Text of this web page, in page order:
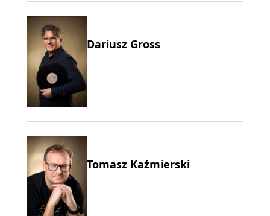
Dariusz Gross
Tomasz Kaźmierski